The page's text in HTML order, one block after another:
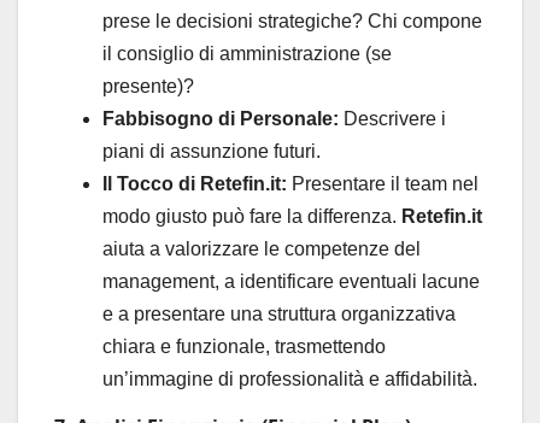
prese le decisioni strategiche? Chi compone
il consiglio di amministrazione (se
presente)?
Fabbisogno di Personale: Descrivere i
piani di assunzione futuri.
Il Tocco di Retefin.it: Presentare il team nel
modo giusto può fare la differenza. Retefin.it
aiuta a valorizzare le competenze del
management, a identificare eventuali lacune
e a presentare una struttura organizzativa
chiara e funzionale, trasmettendo
un’immagine di professionalità e affidabilità.